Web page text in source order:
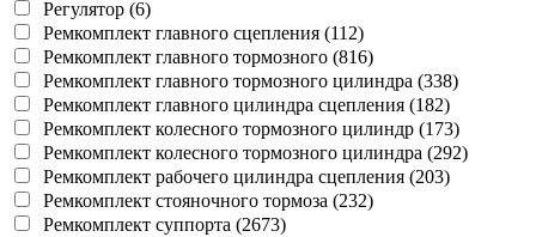
Регулятор (6)
Ремкомплект главного сцепления (112)
Ремкомплект главного тормозного (816)
Ремкомплект главного тормозного цилиндра (338)
Ремкомплект главного цилиндра сцепления (182)
Ремкомплект колесного тормозного цилиндр (173)
Ремкомплект колесного тормозного цилиндра (292)
Ремкомплект рабочего цилиндра сцепления (203)
Ремкомплект стояночного тормоза (232)
Ремкомплект суппорта (2673)